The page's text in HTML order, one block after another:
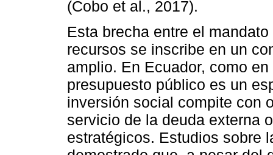
(Cobo et al., 2017).
Esta brecha entre el
recursos se inscribe en un
amplio. En Ecuador, como
presupuesto público es un
inversión social compite con
servicio de la deuda externa
estratégicos. Estudios sobre